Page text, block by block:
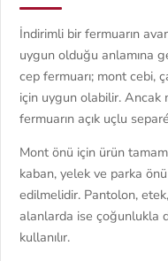
İndirimli bir fermuarın
uygun olduğu anlamına
cep fermuarı; mont cebi,
için uygun olabilir. Ancak
fermuarın açık uçlu
Mont önü için ürün
kaban, yelek ve parka
edilmelidir. Pantolon,
alanlarda ise çoğunlukla
kullanılır.